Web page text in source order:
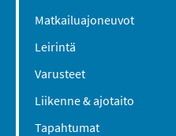
Matkailuajoneuvot
Leirintä
Varusteet
Liikenne & ajotaito
Tapahtumat